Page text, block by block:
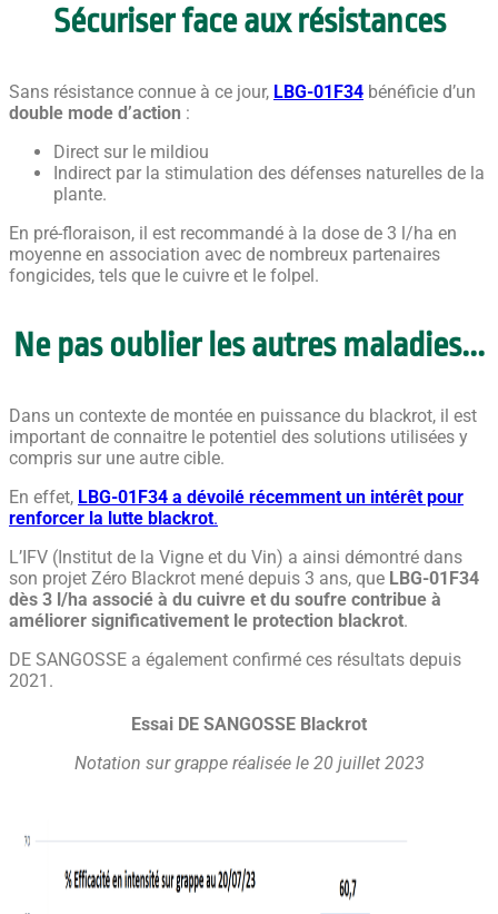
Sécuriser face aux résistances
Sans résistance connue à ce jour, LBG-01F34 bénéficie d’un
double mode d’action :
Direct sur le mildiou
Indirect par la stimulation des défenses naturelles de la
plante.
En pré-floraison, il est recommandé à la dose de 3 l/ha en
moyenne en association avec de nombreux partenaires
fongicides, tels que le cuivre et le folpel.
Ne pas oublier les autres maladies...
Dans un contexte de montée en puissance du blackrot, il est
important de connaitre le potentiel des solutions utilisées y
compris sur une autre cible.
En effet, LBG-01F34 a dévoilé récemment un intérêt pour
renforcer la lutte blackrot.
L’IFV (Institut de la Vigne et du Vin) a ainsi démontré dans
son projet Zéro Blackrot mené depuis 3 ans, que LBG-01F34
dès 3 l/ha associé à du cuivre et du soufre contribue à
améliorer significativement le protection blackrot.
DE SANGOSSE a également confirmé ces résultats depuis
2021.
Essai DE SANGOSSE Blackrot
Notation sur grappe réalisée le 20 juillet 2023